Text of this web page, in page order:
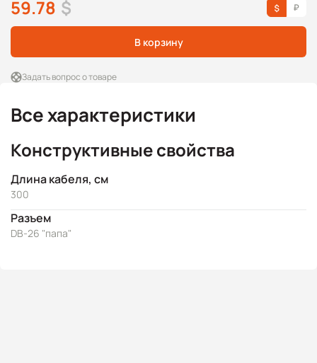
59.78 $
В корзину
Задать вопрос о товаре
Все характеристики
Конструктивные свойства
Длина кабеля, см
300
Разъем
DB-26 "папа"